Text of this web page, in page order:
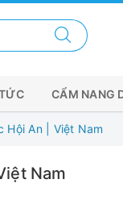
CẨM NANG
Hội An | Việt Nam
Nam